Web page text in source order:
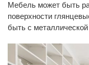
Мебель может быть
поверхности
быть с